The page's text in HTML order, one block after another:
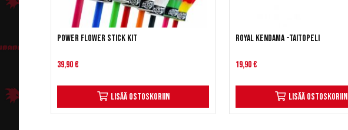
Power Flower Stick Kit
39,90 €
Lisää ostoskoriin
Royal Kendama -taitopeli
19,90 €
Lisää ostoskoriin